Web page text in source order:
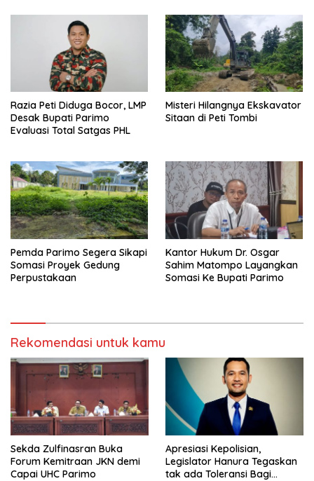
Razia Peti Diduga Bocor, LMP
Desak Bupati Parimo
Evaluasi Total Satgas PHL
Misteri Hilangnya Ekskavator
Sitaan di Peti Tombi
Pemda Parimo Segera Sikapi
Somasi Proyek Gedung
Perpustakaan
Kantor Hukum Dr. Osgar
Sahim Matompo Layangkan
Somasi Ke Bupati Parimo
Rekomendasi untuk kamu
Sekda Zulfinasran Buka
Forum Kemitraan JKN demi
Capai UHC Parimo
Apresiasi Kepolisian,
Legislator Hanura Tegaskan
tak ada Toleransi Bagi